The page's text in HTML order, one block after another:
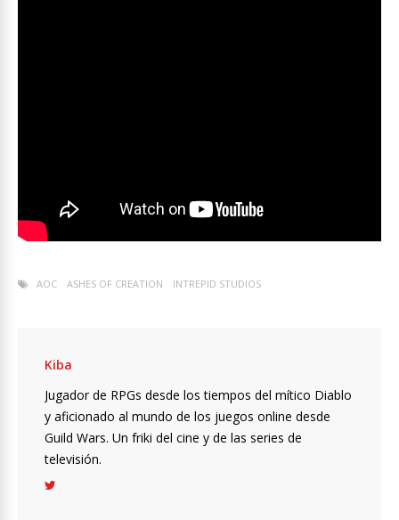
AOC ASHES OF CREATION INTREPID STUDIOS
Kiba
Jugador de RPGs desde los tiempos del mítico Diablo
y aficionado al mundo de los juegos online desde
Guild Wars. Un friki del cine y de las series de
televisión.